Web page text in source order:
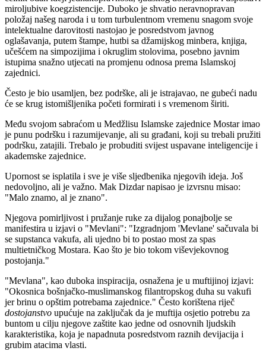
miroljubive koegzistencije. Duboko je shvatio neravnopravan
položaj našeg naroda i u tom turbulentnom vremenu snagom svoje
intelektualne darovitosti nastojao je posredstvom javnog
oglašavanja, putem štampe, hutbi sa džamijskog minbera, knjiga,
učešćem na simpozijima i okruglim stolovima, posebno javnim
istupima snažno utjecati na promjenu odnosa prema Islamskoj
zajednici.
Često je bio usamljen, bez podrške, ali je istrajavao, ne gubeći nadu
će se krug istomišljenika početi formirati i s vremenom širiti.
Među svojom sabraćom u Medžlisu Islamske zajednice Mostar imao
je punu podršku i razumijevanje, ali su građani, koji su trebali pružiti
podršku, zatajili. Trebalo je probuditi svijest uspavane inteligencije i
akademske zajednice.
Upornost se isplatila i sve je više sljedbenika njegovih ideja. Još
nedovoljno, ali je važno. Mak Dizdar napisao je izvrsnu misao:
"Malo znamo, al je znano".
Njegova pomirljivost i pružanje ruke za dijalog ponajbolje se
manifestira u izjavi o "Mevlani": "Izgradnjom 'Mevlane' sačuvala bi
se supstanca vakufa, ali ujedno bi to postao most za spas
multietničkog Mostara. Kao što je bio tokom viševjekovnog
postojanja."
"Mevlana", kao duboka inspiracija, osnažena je u muftijinoj izjavi:
"Okosnica bošnjačko-muslimanskog filantropskog duha su vakufi
jer brinu o opštim potrebama zajednice." Često korištena riječ
dostojanstvo upućuje na zaključak da je muftija osjetio potrebu za
buntom u cilju njegove zaštite kao jedne od osnovnih ljudskih
karakteristika, koja je napadnuta posredstvom raznih devijacija i
grubim atacima vlasti.